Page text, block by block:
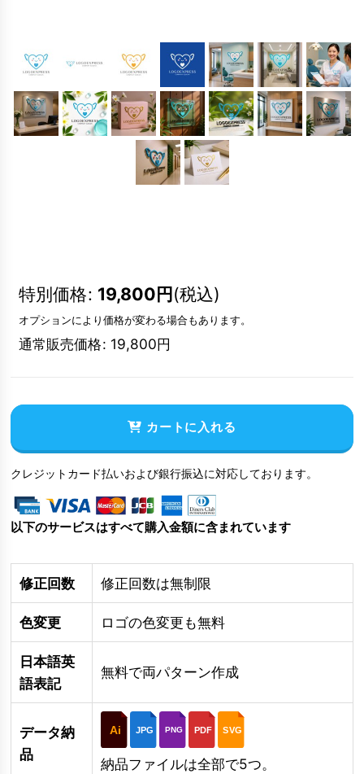
特別価格: 19,800円(税込)
オプションにより価格が変わる場合もあります。
通常販売価格: 19,800円
カートに入れる
クレジットカード払いおよび銀行振込に対応しております。
以下のサービスはすべて購入金額に含まれています
修正回数 修正回数は無制限
色変更 ロゴの色変更も無料
日本語英
語表記
無料で両パターン作成
データ納
品
Ai JPG PNG PDF SVG
納品ファイルは全部で5つ。